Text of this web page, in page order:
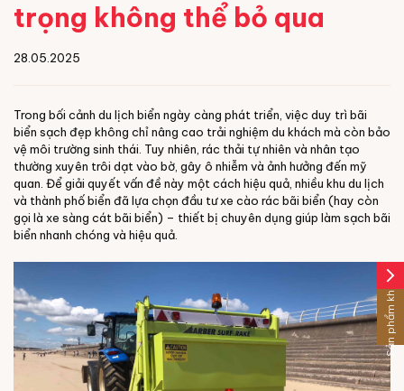
trọng không thể bỏ qua
28.05.2025
Trong bối cảnh du lịch biển ngày càng phát triển, việc duy trì bãi
biển sạch đẹp không chỉ nâng cao trải nghiệm du khách mà còn bảo
vệ môi trường sinh thái. Tuy nhiên, rác thải tự nhiên và nhân tạo
thường xuyên trôi dạt vào bờ, gây ô nhiễm và ảnh hưởng đến mỹ
quan. Để giải quyết vấn đề này một cách hiệu quả, nhiều khu du lịch
và thành phố biển đã lựa chọn đầu tư xe cào rác bãi biển (hay còn
gọi là xe sàng cát bãi biển) – thiết bị chuyên dụng giúp làm sạch bãi
biển nhanh chóng và hiệu quả.
arrow_forward_ios
Sản phẩm khác